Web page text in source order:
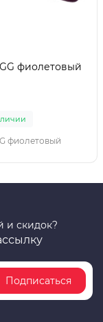
фиолетовый
фиолетовый
и скидок?
Подписаться